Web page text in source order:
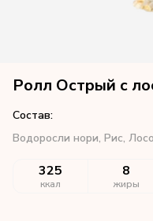
Ролл Острый с
Состав:
Водоросли нори, Рис,
325
ккал
8
жиры